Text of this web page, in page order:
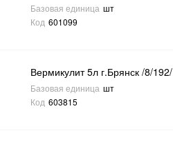
Базовая единица шт
Код 601099
Вермикулит 5л г.Брянск /8/192/
Базовая единица шт
Код 603815